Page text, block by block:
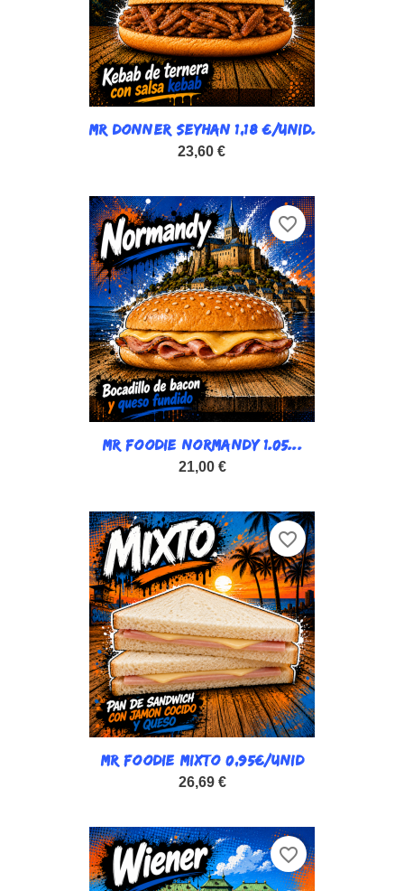
MR DONNER SEYHAN 1,18 €/UNID.
23,60 €
MR FOODIE NORMANDY 1.05...
21,00 €
favorite_border
MR FOODIE MIXTO 0,95€/UNID
26,69 €
favorite_border
favorite_border